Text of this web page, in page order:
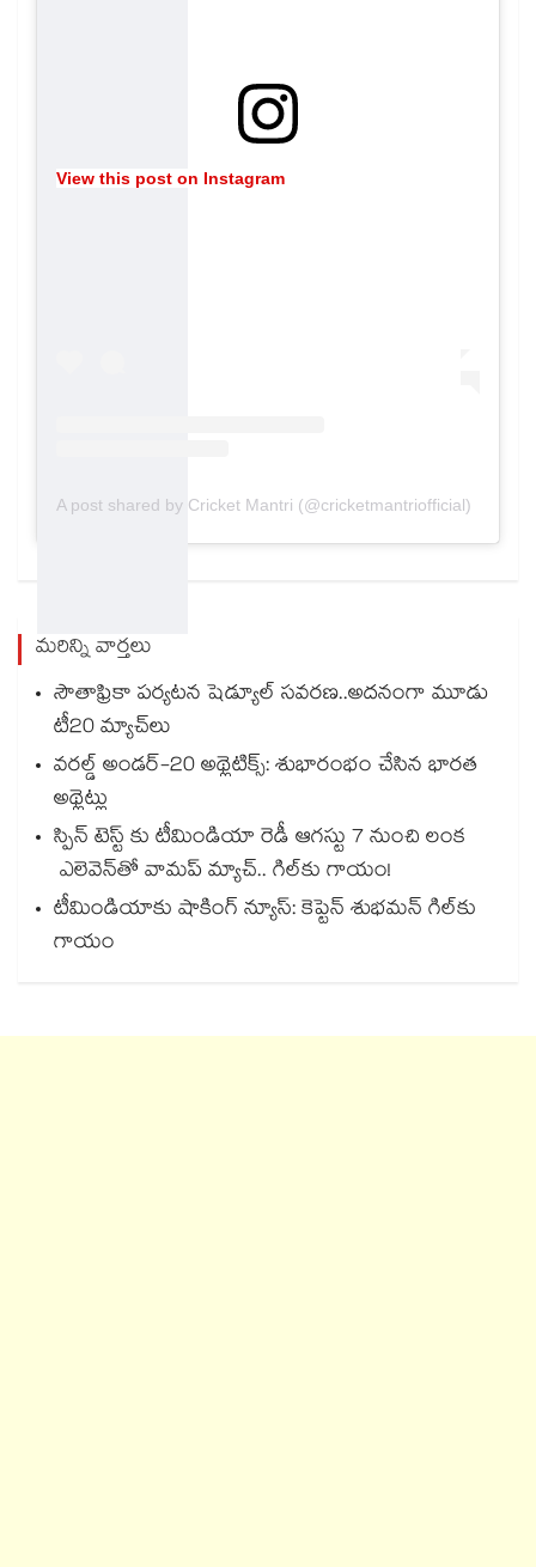
View this post on Instagram
A post shared by Cricket Mantri (@cricketmantriofficial)
మరిన్ని వార్తలు
సౌతాఫ్రికా పర్యటన షెడ్యూల్ సవరణ..అదనంగా మూడు
టీ20 మ్యాచ్‌లు
వరల్డ్‌ అండర్‌-20 అథ్లెటిక్స్: శుభారంభం చేసిన భారత
అథ్లెట్లు
స్పిన్‌‌‌‌ టెస్ట్‌‌ కు టీమిండియా రెడీ ఆగస్టు 7 నుంచి లంక
ఎలెవెన్‌‌తో వామప్‌‌ మ్యాచ్‌‌.. గిల్‌‌కు గాయం!
టీమిండియాకు షాకింగ్ న్యూస్: కెప్టెన్ శుభమన్ గిల్‎కు
గాయం